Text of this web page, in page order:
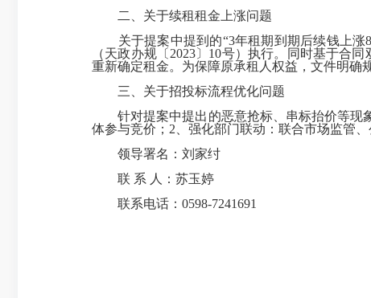
二、关于续租租金上涨问题
关于提案中提到的“3年租期到期后续钱上涨
（天政办规〔2023〕10号）执行。同时基于合
重新确定租金。为保障原承租人权益，文件明确
三、关于招投标流程优化问题
针对提案中提出的恶意抢标、串标抬价等现象
体参与竞价；2、强化部门联动：联合市场监管
领导署名：刘家纣
联 系 人：苏玉婷
联系电话：0598-7241691